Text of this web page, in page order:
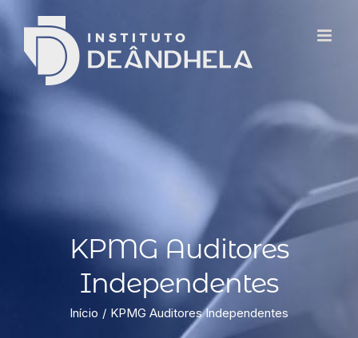
KPMG Auditores
Independentes
Início KPMG Auditores Independentes